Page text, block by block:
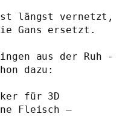
längst vernetzt,
Gans ersetzt.
dazu:
für 3D
Fleisch –